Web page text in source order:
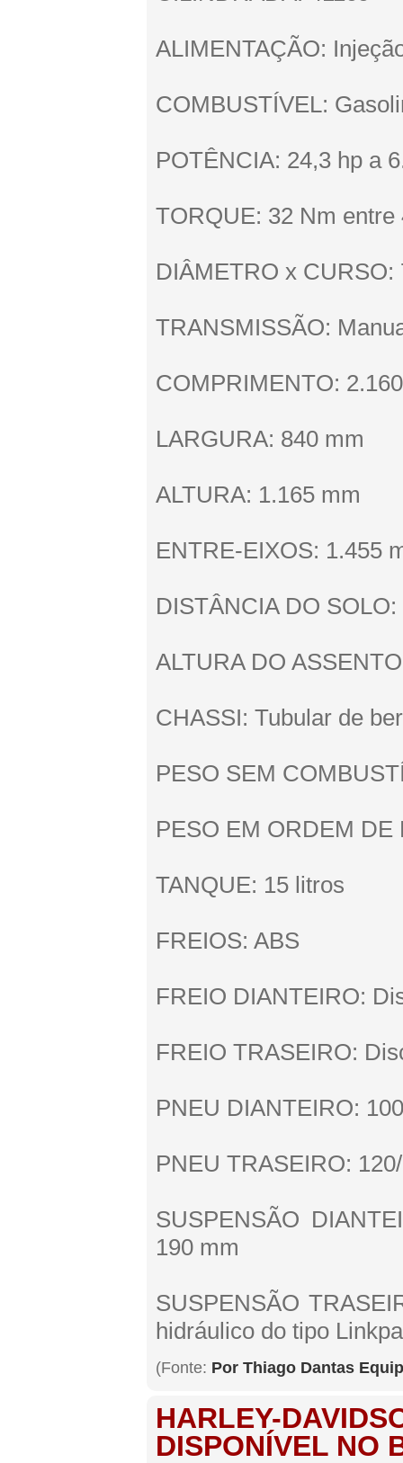
ALIMENTAÇÃO:
COMBUSTÍVEL:
POTÊNCIA: 24,3 hp a
TORQUE: 32 Nm entre
DIÂMETRO x CURSO:
TRANSMISSÃO:
COMPRIMENTO:
LARGURA: 840 mm
ALTURA: 1.165 mm
ENTRE-EIXOS: 1.455
DISTÂNCIA DO
ALTURA DO
CHASSI: Tubular de
PESO SEM
PESO EM ORDEM DE
TANQUE: 15 litros
FREIOS: ABS
FREIO DIANTEIRO:
FREIO TRASEIRO:
PNEU DIANTEIRO:
PNEU TRASEIRO:
SUSPENSÃO
190 mm
SUSPENSÃO
hidráulico do tipo
(Fonte: Por Thiago Dantas
HARLEY-
DISPONÍVEL NO